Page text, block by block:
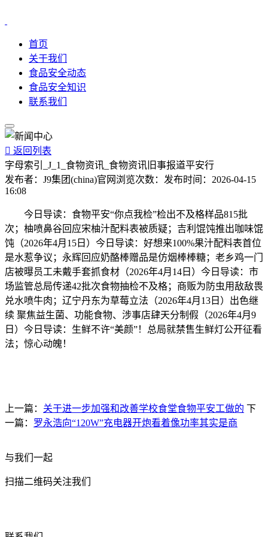
首页
关于我们
食品安全动态
食品安全知识
联系我们
 返回列表
字母索引_J_1_食物资讯_食物资讯旧事报道平安行
发布者： J9集团(china)官网 浏览次数： 发布时间： 2026-04-15
16:08
今日导读：食物平安“你点我检”检出不及格样品815批
次；柚喷鼻谷回应宋柚汁配料表被质疑；吉利馄饨推出咖味馄
饨（2026年4月15日）今日导读：好想来100%果汁配料表首位
是水惹争议；永辉回应奶酪棒赠品是仿烟棒棒糖；老乡鸡一门
店被曝员工未戴手套抓食材（2026年4月14日）今日导读：市
场监管总局传递42批次食物抽检不及格；商贩为防虫用敌敌畏
兑水喷牛肉；辽宁丹东为草莓立法（2026年4月13日）出色继
续 聚焦益生菌、功能食物、涉事店肆天分制假（2026年4月9
日）今日导读：生鲜不许“美颜”！总局就禁售生鲜灯公开征看
法；惊心动魄！
上一篇： 关于进一步加强和改善学校食堂食物平安工做的 下
一篇： 罗永浩向“120W”充电器开炮看着像功率其实是商
与我们一起
扫描二维码关注我们